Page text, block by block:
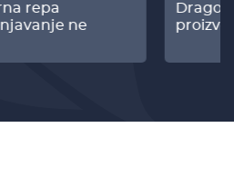
repa
ne